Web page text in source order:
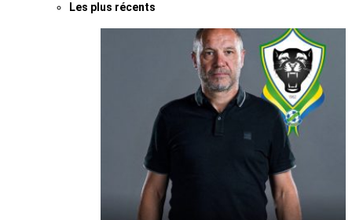
Les plus récents